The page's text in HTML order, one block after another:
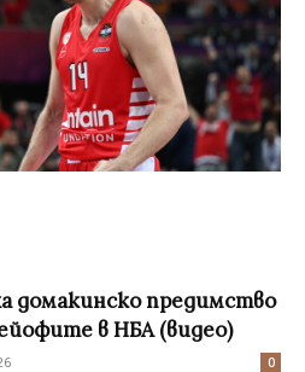
домакинско предимство
в НБА (видео)
0